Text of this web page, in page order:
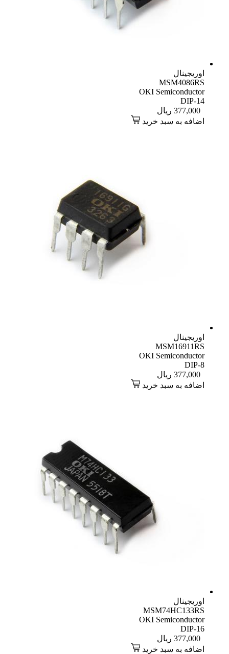
اوریجینال
MSM4086RS
OKI Semiconductor
DIP-14
377,000 ریال
اضافه به سبد خرید
اوریجینال
MSM16911RS
OKI Semiconductor
DIP-8
377,000 ریال
اضافه به سبد خرید
اوریجینال
MSM74HC133RS
OKI Semiconductor
DIP-16
377,000 ریال
اضافه به سبد خرید